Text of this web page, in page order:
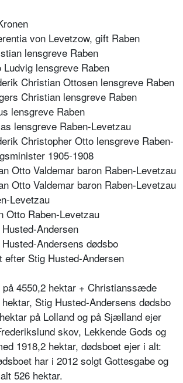
von Levetzow, gift Raben
lensgreve Raben
Ludvig lensgreve Raben
Christian Ottosen lensgreve Raben
Christian lensgreve Raben
lensgreve Raben
lensgreve Raben-Levetzau
Christopher Otto lensgreve Raben-
1905-1908
Otto Valdemar baron Raben-Levetzau
Otto Valdemar baron Raben-Levetzau
Levetzau
Otto Raben-Levetzau
Andersen
Andersens dødsbo
efter Stig Husted-Andersen
4550,2 hektar + Christianssæde
Stig Husted-Andersens dødsbo
på Lolland og på Sjælland ejer
skov, Lekkende Gods og
1918,2 hektar, dødsboet ejer i alt:
har i 2012 solgt Gottesgabe og
526 hektar.